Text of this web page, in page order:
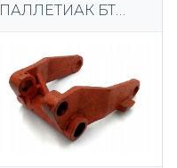
ПАЛЛЕТИАК БТ